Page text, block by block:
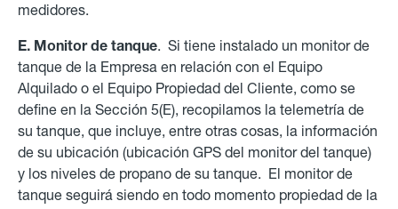
medidores.
E. Monitor de tanque. Si tiene instalado un monitor de
tanque de la Empresa en relación con el Equipo
Alquilado o el Equipo Propiedad del Cliente, como se
define en la Sección 5(E), recopilamos la telemetría de
su tanque, que incluye, entre otras cosas, la información
de su ubicación (ubicación GPS del monitor del tanque)
y los niveles de propano de su tanque. El monitor de
tanque seguirá siendo en todo momento propiedad de la